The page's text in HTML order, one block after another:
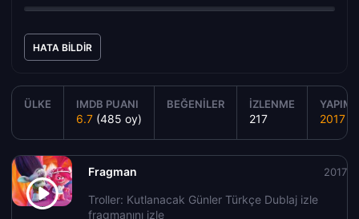
HATA BILDIR
ÜLKE IMDB PUANI
6.7 (485 oy)
BEĞENILER İZLENME
217
YAPIM
2017
Fragman
Troller: Kutlanacak Günler Türkçe Dublaj izle
fragmanını izle
2017